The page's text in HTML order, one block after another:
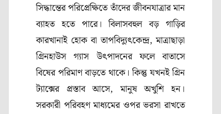
সিদ্ধান্তের পরিপ্রেক্ষিতে তাঁদের জীবনযাত্রার মান
ব্যাহত হতে পারে। বিলাসবহুল বড় গাড়ির
কারখানাই হোক বা তাপবিদ্যুৎকেন্দ্র, মাত্রাছাড়া
গ্রিনহাউস গ্যাস উৎপাদনের ফলে বাতাসে
বিষের পরিমাণ বাড়তে থাকে। কিন্তু যখনই গ্রিন
ট্যাক্সের প্রস্তাব আসে, মানুষ অখুশি হন।
সরকারী পরিবহণ মাধ্যমের ওপর ভরসা রাখতে